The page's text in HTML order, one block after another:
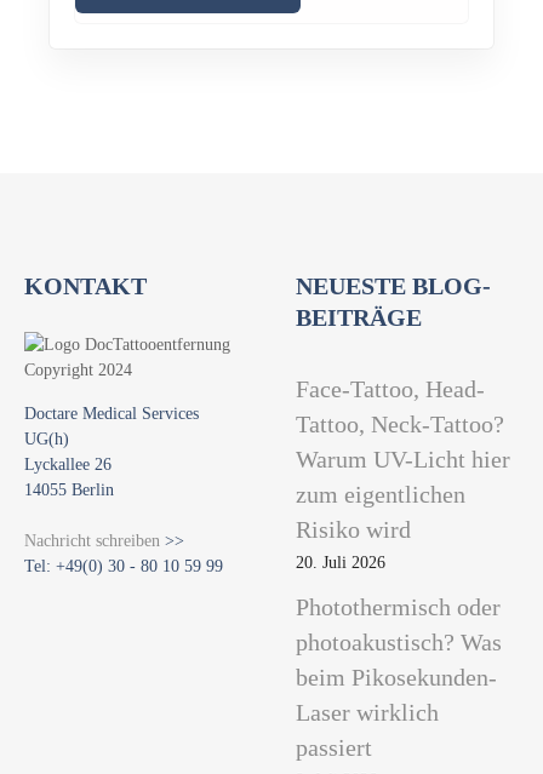
KONTAKT
Doctare Medical Services
UG(h)
Lyckallee 26
14055 Berlin
Nachricht schreiben >>
Tel: +49(0) 30 - 80 10 59 99
NEUESTE BLOG-
BEITRÄGE
Face-Tattoo, Head-
Tattoo, Neck-Tattoo?
Warum UV-Licht hier
zum eigentlichen
Risiko wird
20. Juli 2026
Photothermisch oder
photoakustisch? Was
beim Pikosekunden-
Laser wirklich
passiert